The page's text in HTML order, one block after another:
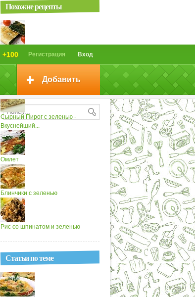
Вход
Регистрация
+100
Добавить
Похожие рецепты
Омлет с зеленью (2)
Сырный Пирог с зеленью -
Вкуснейший...
Омлет
Блинчики с зеленью
Рис со шпинатом и зеленью
Статьи по теме